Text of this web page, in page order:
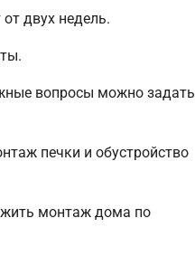
двух недель.
вопросы можно задать
печки и обустройство
монтаж дома по